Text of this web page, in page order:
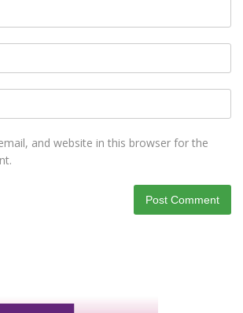
and website in this browser for the